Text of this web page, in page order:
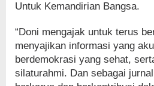
Untuk Kemandirian Bangsa.
“Doni mengajak untuk terus
menyajikan informasi yang
berdemokrasi yang sehat,
silaturahmi. Dan sebagai